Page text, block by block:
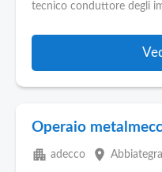
tecnico conduttore degli
Operaio
apartment adecco place